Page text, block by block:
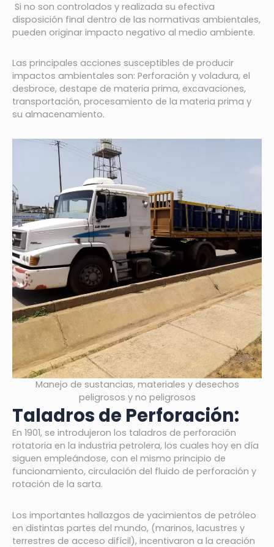
Si no son controlados y realizada su efectiva
disposición final dentro de las normativas ambientales,
pueden originar impacto negativo al medio ambiente.
Las principales acciones susceptibles de producir
impactos ambientales son: Perforación y voladura, el
desbroce, destape de materia prima, excavaciones,
transportación, procesamiento de la materia prima y
su almacenamiento.
Manejo de sustancias, materiales y desechos
peligrosos y no peligrosos
Taladros de Perforación:
En 1901, se introdujeron los taladros de perforación
rotatoria en la industria petrolera, los cuales hoy en día
siguen empleándose, con el mismo principio de
funcionamiento, circulación del fluido de perforación y
rotación de la sarta.
Los importantes hallazgos de yacimientos de petróleo
en distintas partes del mundo, (marinos, lacustres y
terrestres de acceso difícil), incentivaron a la creación